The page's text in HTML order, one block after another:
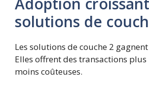
solutions de
Les solutions de couche 2
Elles offrent des transactions
moins coûteuses.